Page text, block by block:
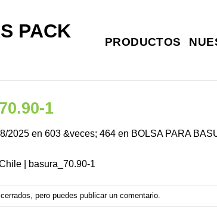
PRODUCTOS
1
2025 en 603 &veces; 464 en BOLSA PARA
pero puedes publicar un comentario